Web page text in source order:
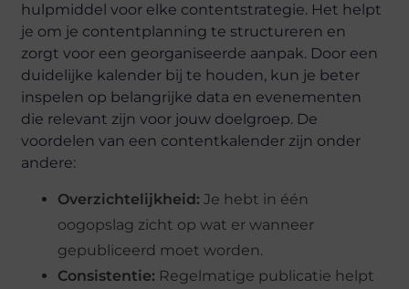
hulpmiddel voor elke contentstrategie. Het helpt
je om je contentplanning te structureren en
zorgt voor een georganiseerde aanpak. Door een
duidelijke kalender bij te houden, kun je beter
inspelen op belangrijke data en evenementen
die relevant zijn voor jouw doelgroep. De
voordelen van een contentkalender zijn onder
andere:
Overzichtelijkheid: Je hebt in één
oogopslag zicht op wat er wanneer
gepubliceerd moet worden.
Consistentie: Regelmatige publicatie helpt